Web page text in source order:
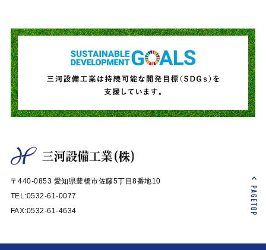
〒440-0853 愛知県豊橋市佐藤5丁目8番地10
TEL:0532-61-0077
FAX:0532-61-4634